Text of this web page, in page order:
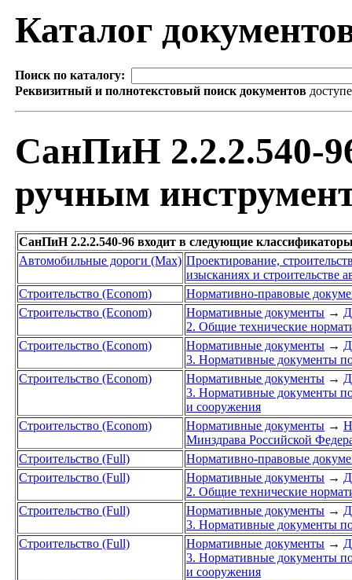
Каталог
Поиск по каталогу:
Реквизитный и полнотекстовый поиск документов
СанПиН 2.2.2.540-
ручным
СанПиН 2.2.2.540-96 входит в следующие
Автомобильные дороги (Max) Проектирование,
изысканиях и строительстве
Строительство (Econom)
Нормативно-правовые
Строительство (Econom)
Нормативные документы →
2. Общие технические
Строительство (Econom)
Нормативные документы →
3. Нормативные документы по
Строительство (Econom)
Нормативные документы →
3. Нормативные документы по
и сооружения
Строительство (Econom)
Нормативные документы →
Минздрава Российской
Строительство (Full)
Нормативно-правовые
Строительство (Full)
Нормативные документы →
2. Общие технические
Строительство (Full)
Нормативные документы →
3. Нормативные документы по
Строительство (Full)
Нормативные документы →
3. Нормативные документы по
и сооружения